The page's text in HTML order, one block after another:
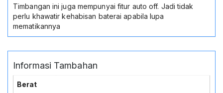
Baterai
Alat
Ukur
Masak
Timbangan ini juga mempunyai fitur auto off. Jadi tidak
perlu khawatir kehabisan baterai apabila lupa
mematikannya
Informasi Tambahan
Berat